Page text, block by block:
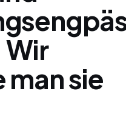
Wir
sie